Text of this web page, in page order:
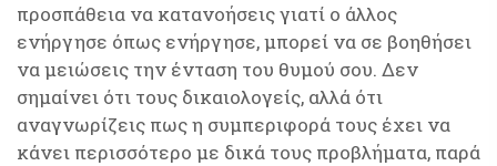
προσπάθεια να κατανοήσεις γιατί ο άλλος
ενήργησε όπως ενήργησε, μπορεί να σε βοηθήσει
να μειώσεις την ένταση του θυμού σου. Δεν
σημαίνει ότι τους δικαιολογείς, αλλά ότι
αναγνωρίζεις πως η συμπεριφορά τους έχει να
κάνει περισσότερο με δικά τους προβλήματα, παρά